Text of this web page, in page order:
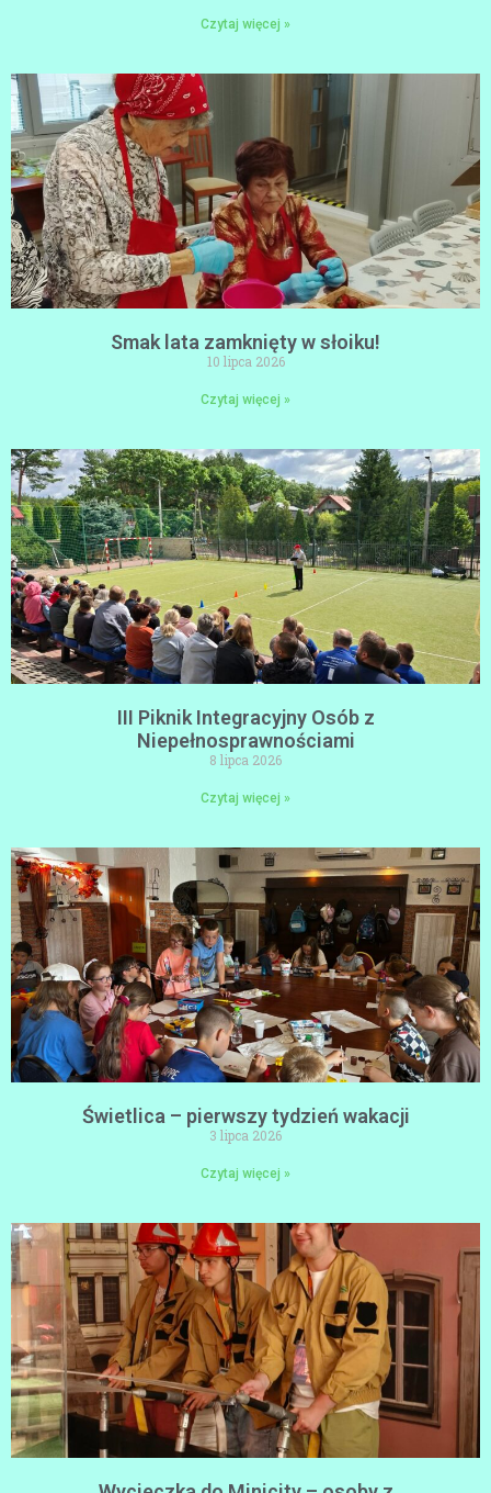
Czytaj więcej »
Smak lata zamknięty w słoiku!
10 lipca 2026
Czytaj więcej »
III Piknik Integracyjny Osób z
Niepełnosprawnościami
8 lipca 2026
Czytaj więcej »
Świetlica – pierwszy tydzień wakacji
3 lipca 2026
Czytaj więcej »